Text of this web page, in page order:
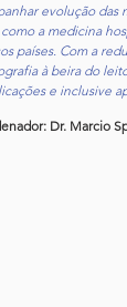
evolução das
como a medicina
países. Com a
à beira do
e inclusive
Dr. Marcio